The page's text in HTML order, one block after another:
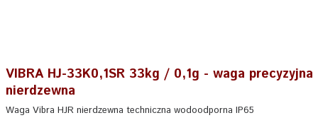
VIBRA HJ-33K0,1SR 33kg / 0,1g - waga precyzyjna
nierdzewna
Waga Vibra HJR nierdzewna techniczna wodoodporna IP65